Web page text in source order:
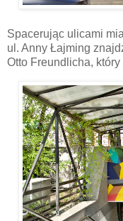
Spacerując ulicami
ul. Anny Łajming
Otto Freundlicha, który